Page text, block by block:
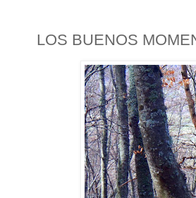
LOS BUENOS